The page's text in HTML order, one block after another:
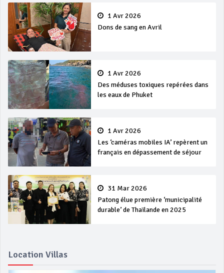
1 Avr 2026
Dons de sang en Avril
1 Avr 2026
Des méduses toxiques repérées dans
les eaux de Phuket
1 Avr 2026
Les ‘caméras mobiles IA’ repèrent un
français en dépassement de séjour
31 Mar 2026
Patong élue première ‘municipalité
durable’ de Thaïlande en 2025
Location Villas